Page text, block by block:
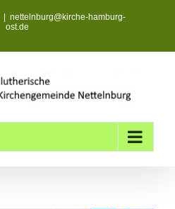
nettelnburg@kirche-hamburg-
ost.de